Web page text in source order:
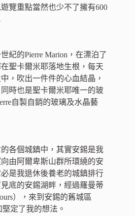
覽重點當然也少不了擁有600
紀的Pierre Marion，在漂泊了
聖卡爾米耶落地生根，每天
，吹出一件件的心血結晶，
時也是聖卡爾米耶唯一的玻
自製自銷的玻璃及水晶藝
各個城鎮中，其實安錫是我
由阿爾卑斯山群所環繞的安
是我退休後養老的城鎮排行
底的安錫湖畔，經過羅曼蒂
），來到安錫的舊城區
堅定了我的想法。